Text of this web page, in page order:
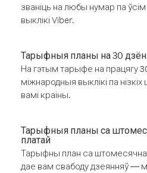
званіць на любы нумар па ўсім
выклікі Viber.
Тарыфныя планы на 30 дзён
На гэтым тарыфе на працягу
міжнародныя выклікі па
вамі краіны.
Тарыфныя планы са
платай
Тарыфны план са
дае вам свабоду дзеянняў —